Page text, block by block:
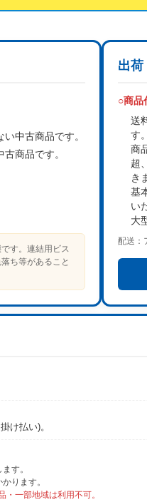
中古商品です。
商品です。
す。連結用ビス
ち等があること
出荷
○商品
送
す
商
超
き
基
い
大
配送：
け払い)。
す。
ります。
一部地域は利用不可。